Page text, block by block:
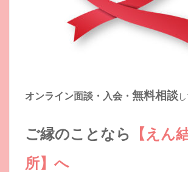
オンライン面談・入会・ 無料相談
ご縁のことなら 【えん
所】へ